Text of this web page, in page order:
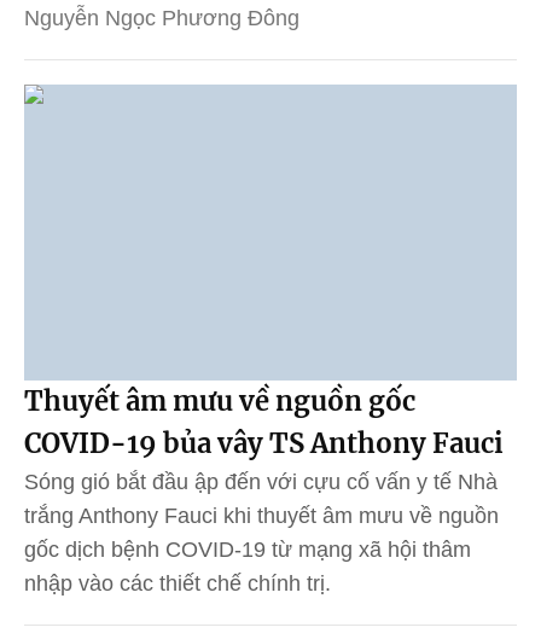
Nguyễn Ngọc Phương Đông
Thuyết âm mưu về nguồn gốc
COVID-19 bủa vây TS Anthony Fauci
Sóng gió bắt đầu ập đến với cựu cố vấn y tế Nhà
trắng Anthony Fauci khi thuyết âm mưu về nguồn
gốc dịch bệnh COVID-19 từ mạng xã hội thâm
nhập vào các thiết chế chính trị.